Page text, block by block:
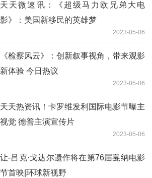
天天微速讯：《超级马力欧兄弟大电
影》：美国新移民的英雄梦
2023-05-06
《检察风云》：创新叙事视角，带来观影
新体验 今日热议
2023-05-06
天天热资讯！卡罗维发利国际电影节曝主
视觉 德普主演宣传片
2023-05-06
让-吕克·戈达尔遗作将在第76届戛纳电影
节首映|环球新视野